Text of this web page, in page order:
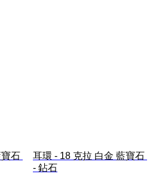
石
耳環 - 18 克拉 白金 藍寶石
- 鉆石